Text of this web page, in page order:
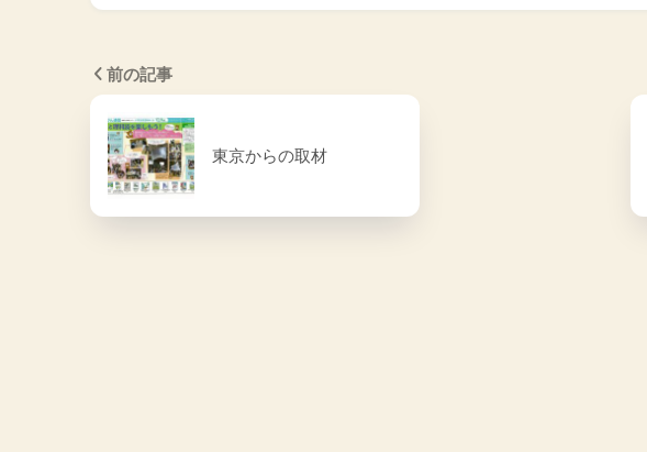
前の記事
東京からの取材